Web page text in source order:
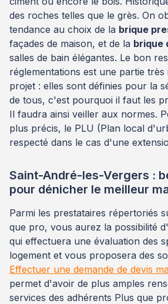
des roches telles que le grès. On
tendance au choix de la brique
façades de maison, et de la brique
salles de bain élégantes. Le bon
réglementations est une partie
projet : elles sont définies pour la
de tous, c'est pourquoi il faut les
Il faudra ainsi veiller aux normes.
plus précis, le PLU (Plan local
respecté dans le cas d'une
Saint-André-les-Vergers :
pour dénicher le meilleur
Parmi les prestataires répertoriés
que pro, vous aurez la possibilité
qui effectuera une évaluation des
logement et vous proposera des
Effectuer une demande de devis
permet d'avoir de plus amples
services des adhérents Plus que